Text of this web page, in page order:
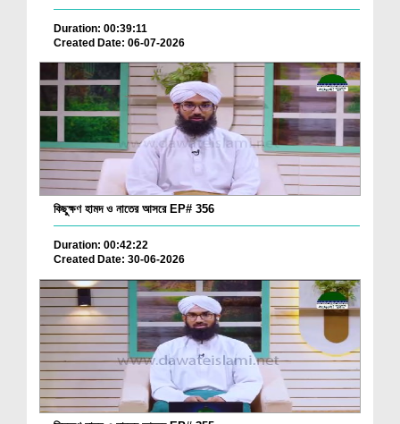
Duration: 00:39:11
Created Date: 06-07-2026
কিছুক্ষণ হামদ ও নাতের আসরে EP# 356
Duration: 00:42:22
Created Date: 30-06-2026